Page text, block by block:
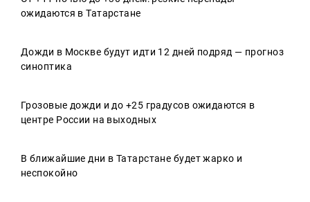
ожидаются в Татарстане
Дожди в Москве будут идти 12 дней подряд — прогноз
синоптика
Грозовые дожди и до +25 градусов ожидаются в
центре России на выходных
В ближайшие дни в Татарстане будет жарко и
неспокойно